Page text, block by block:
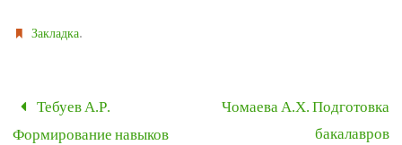
Закладка.
Тебуев А.Р.
Формирование навыков
Чомаева А.Х. Подготовка
бакалавров